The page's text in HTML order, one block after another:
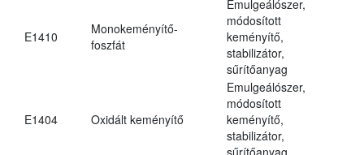
E1410
Monokeményítő-
foszfát
Emulgeálószer,
módosított
keményítő,
stabilizátor,
sűrítőanyag
E1404 Oxidált keményítő
Emulgeálószer,
módosított
keményítő,
stabilizátor,
sűrítőanyag